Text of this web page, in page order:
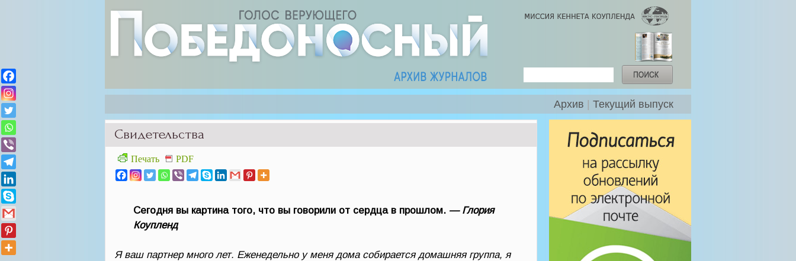
Архив Текущий выпуск
Свидетельства
Печать PDF
Сегодня вы картина того, что вы говорили от сердца в прошлом. — Глория
Коупленд
Я ваш партнер много лет. Еженедельно у меня дома собирается домашняя группа, я